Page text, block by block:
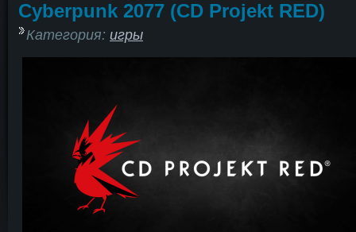
Cyberpunk 2077 (CD Projekt RED)
Категория: игры